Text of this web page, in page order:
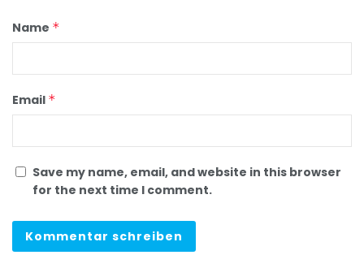
Name *
Email *
Save my name, email, and website in this browser
for the next time I comment.